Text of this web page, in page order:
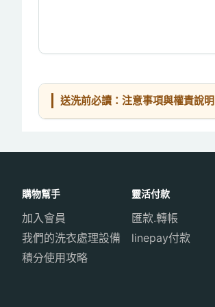
送洗前必讀：注意事項與權責說明
購物幫手
加入會員
我們的洗衣處理設備
積分使用攻略
靈活付款
匯款.轉帳
linepay付款